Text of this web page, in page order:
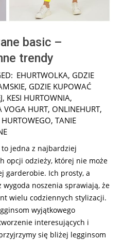
basic –
trendy
EHURTWOLKA, GDZIE
, GDZIE KUPOWAĆ
, KESI HURTOWNIA,
VOGA HURT, ONLINEHURT,
, TANIE
to jedna z najbardziej
opcji odzieży, której nie może
garderobie. Ich prosty, a
noszenia sprawiają, że
wielu codziennych stylizacji.
wyjątkowego
interesujących i
się bliżej legginsom